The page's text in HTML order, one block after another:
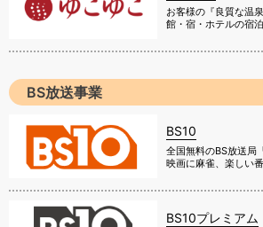
お客様の『良質な温
館・宿・ホテルの宿
BS放送事業
BS10
全国無料のBS放送局
映画に麻雀、楽しい
BS10プレミアム